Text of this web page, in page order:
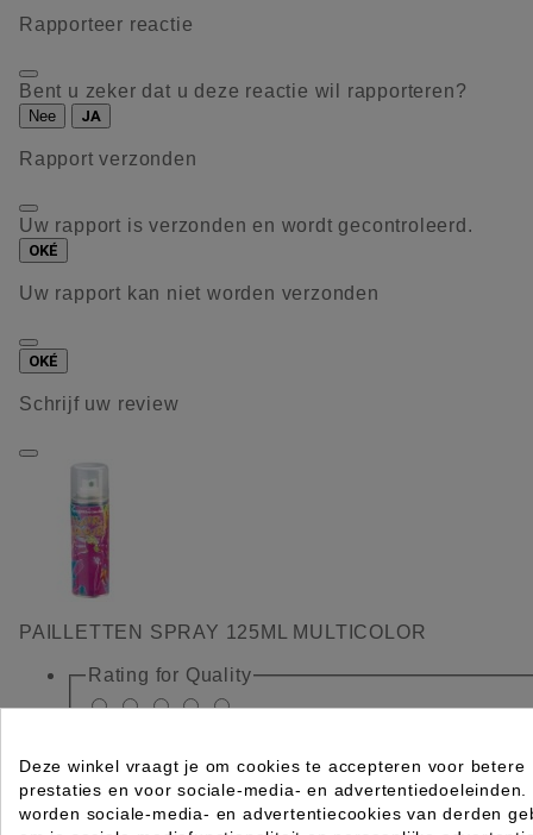
Rapporteer reactie
Bent u zeker dat u deze reactie wil rapporteren?
Nee JA
Rapport verzonden
Uw rapport is verzonden en wordt gecontroleerd.
OKÉ
Uw rapport kan niet worden verzonden
OKÉ
Schrijf uw review
PAILLETTEN SPRAY 125ML MULTICOLOR
Rating for Quality
Deze winkel vraagt je om cookies te accepteren voor betere
prestaties en voor sociale-media- en advertentiedoeleinden.
worden sociale-media- en advertentiecookies van derden